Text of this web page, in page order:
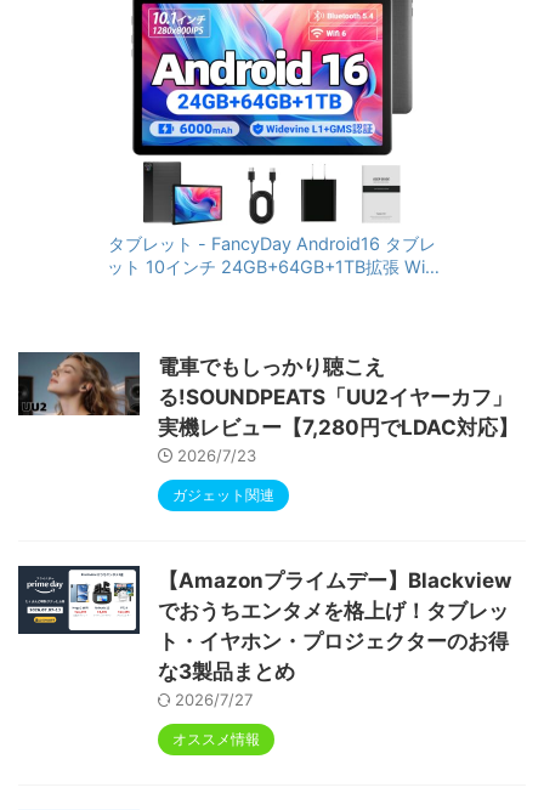
タブレット - FancyDay Android16 タブレ
ット 10インチ 24GB+64GB+1TB拡張 WiFi
RGBライト 児童守護 IPS画面 日本語説明書
電車でもしっかり聴こえ
る!SOUNDPEATS「UU2イヤーカフ」
実機レビュー【7,280円でLDAC対応】
2026/7/23
ガジェット関連
【Amazonプライムデー】Blackview
でおうちエンタメを格上げ！タブレッ
ト・イヤホン・プロジェクターのお得
な3製品まとめ
2026/7/27
オススメ情報